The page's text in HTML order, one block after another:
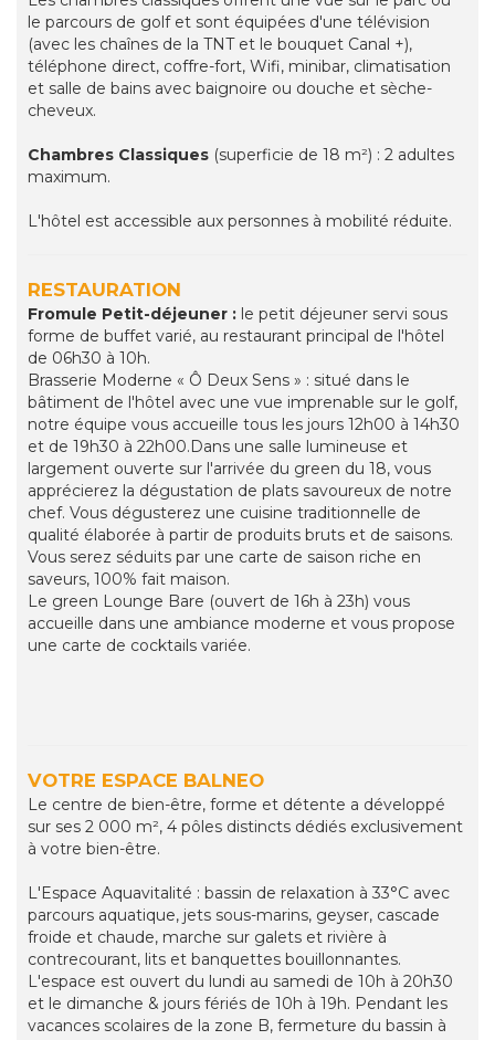
le parcours de golf et sont équipées d'une télévision
(avec les chaînes de la TNT et le bouquet Canal +),
téléphone direct, coffre-fort, Wifi, minibar, climatisation
et salle de bains avec baignoire ou douche et sèche-
cheveux.
Chambres Classiques (superficie de 18 m²) : 2 adultes
maximum.
L'hôtel est accessible aux personnes à mobilité réduite.
RESTAURATION
Fromule Petit-déjeuner : le petit déjeuner servi sous
forme de buffet varié, au restaurant principal de l'hôtel
de 06h30 à 10h.
Brasserie Moderne « Ô Deux Sens » : situé dans le
bâtiment de l'hôtel avec une vue imprenable sur le golf,
notre équipe vous accueille tous les jours 12h00 à 14h30
et de 19h30 à 22h00.Dans une salle lumineuse et
largement ouverte sur l'arrivée du green du 18, vous
apprécierez la dégustation de plats savoureux de notre
chef. Vous dégusterez une cuisine traditionnelle de
qualité élaborée à partir de produits bruts et de saisons.
Vous serez séduits par une carte de saison riche en
saveurs, 100% fait maison.
Le green Lounge Bare (ouvert de 16h à 23h) vous
accueille dans une ambiance moderne et vous propose
une carte de cocktails variée.
VOTRE ESPACE BALNEO
Le centre de bien-être, forme et détente a développé
sur ses 2 000 m², 4 pôles distincts dédiés exclusivement
à votre bien-être.
L'Espace Aquavitalité : bassin de relaxation à 33°C avec
parcours aquatique, jets sous-marins, geyser, cascade
froide et chaude, marche sur galets et rivière à
contrecourant, lits et banquettes bouillonnantes.
L'espace est ouvert du lundi au samedi de 10h à 20h30
et le dimanche & jours fériés de 10h à 19h. Pendant les
vacances scolaires de la zone B, fermeture du bassin à